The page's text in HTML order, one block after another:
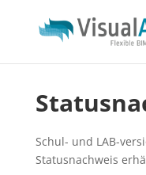
Schul- und LAB-
Statusnachweis